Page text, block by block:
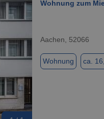
Wohnung zum
Aachen, 52066
Wohnung ca.